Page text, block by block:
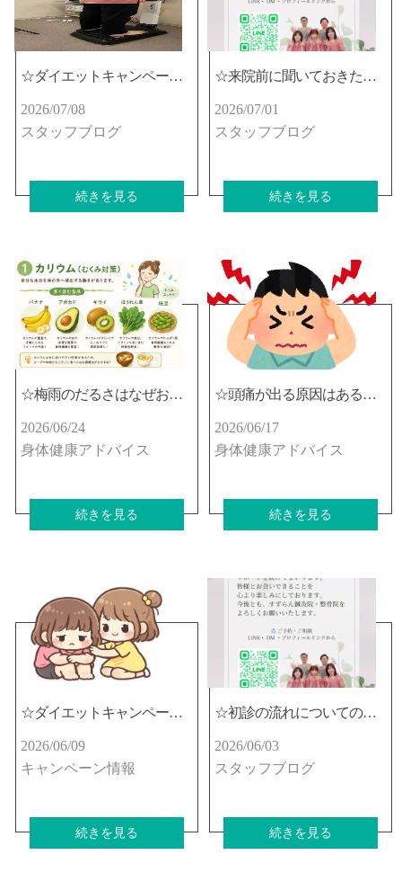
☆ダイエットキャンペーン結果報告☆
2026/07/08
スタッフブログ
続きを見る
☆来院前に聞いておきたいこと☆
2026/07/01
スタッフブログ
続きを見る
☆梅雨のだるさはなぜおこるの？☆
2026/06/24
身体健康アドバイス
続きを見る
☆頭痛が出る原因はあるの？☆
2026/06/17
身体健康アドバイス
続きを見る
☆ダイエットキャンペーンの途中経過のアドバイスです☆
2026/06/09
キャンペーン情報
続きを見る
☆初診の流れについてのご紹介です☆
2026/06/03
スタッフブログ
続きを見る